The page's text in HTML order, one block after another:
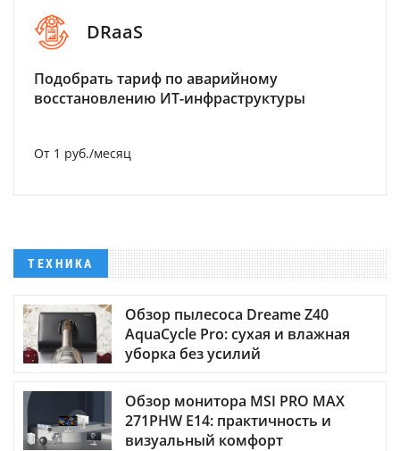
DRaaS
Подобрать тариф по аварийному
восстановлению ИТ-инфраструктуры
От 1 руб./месяц
ТЕХНИКА
Обзор пылесоса Dreame Z40
AquaCycle Pro: сухая и влажная
уборка без усилий
Обзор монитора MSI PRO MAX
271PHW E14: практичность и
визуальный комфорт